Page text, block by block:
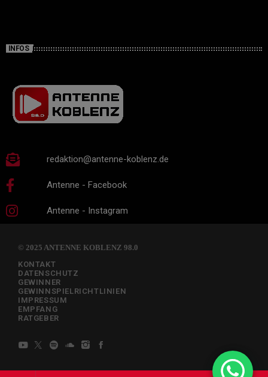
INFOS
redaktion@antenne-koblenz.de
Antenne - Facebook
Antenne - Instagram
© 2025 ANTENNE KOBLENZ 98.0
KONTAKT
DATENSCHUTZ
GEWINNER
GEWINNSPIELRICHTLINIEN
IMPRESSUM
EMPFANG
RATGEBER